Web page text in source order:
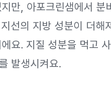
만, 아포크린샘에서 분
선의 지방 성분이 더해
요. 지질 성분을 먹고
발생시켜요.